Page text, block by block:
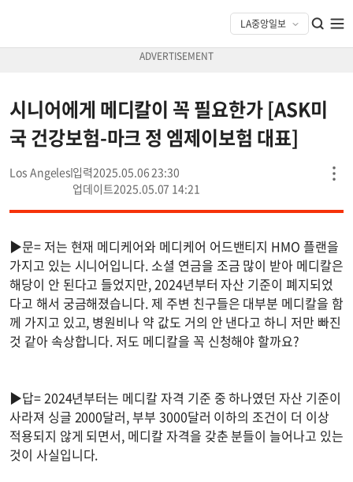
시니어에게 메디칼이 꼭 필요한가 [ASK미
국 건강보험-마크 정 엠제이보험 대표]
Los Angeles
2025.05.06 23:30
2025.05.07 14:21
▶문= 저는 현재 메디케어와 메디케어 어드밴티지 HMO 플랜을
가지고 있는 시니어입니다. 소셜 연금을 조금 많이 받아 메디칼은
해당이 안 된다고 들었지만, 2024년부터 자산 기준이 폐지되었
다고 해서 궁금해졌습니다. 제 주변 친구들은 대부분 메디칼을 함
께 가지고 있고, 병원비나 약 값도 거의 안 낸다고 하니 저만 빠진
것 같아 속상합니다. 저도 메디칼을 꼭 신청해야 할까요?
▶답= 2024년부터는 메디칼 자격 기준 중 하나였던 자산 기준이
사라져 싱글 2000달러, 부부 3000달러 이하의 조건이 더 이상
적용되지 않게 되면서, 메디칼 자격을 갖춘 분들이 늘어나고 있는
것이 사실입니다.